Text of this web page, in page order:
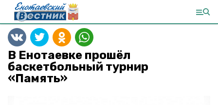
В Енотаевке прошёл
баскетбольный турнир
«Память»